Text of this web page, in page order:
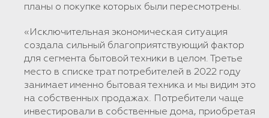
планы о покупке которых были пересмотрены.
«Исключительная экономическая ситуация
создала сильный благоприятствующий фактор
для сегмента бытовой техники в целом. Третье
место в списке трат потребителей в 2022 году
занимает именно бытовая техника и мы видим это
на собственных продажах. Потребители чаще
инвестировали в собственные дома, приобретая